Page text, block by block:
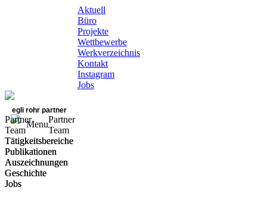
Aktuell
Büro
Projekte
Wettbewerbe
Werkverzeichnis
Kontakt
Instagram
Jobs
egli rohr partner
Menu
Partner
Team
Tätigkeitsbereiche
Publikationen
Auszeichnungen
Geschichte
Jobs
Partner
Team
Tätigkeitsbereiche
Publikationen
Auszeichnungen
Geschichte
Jobs